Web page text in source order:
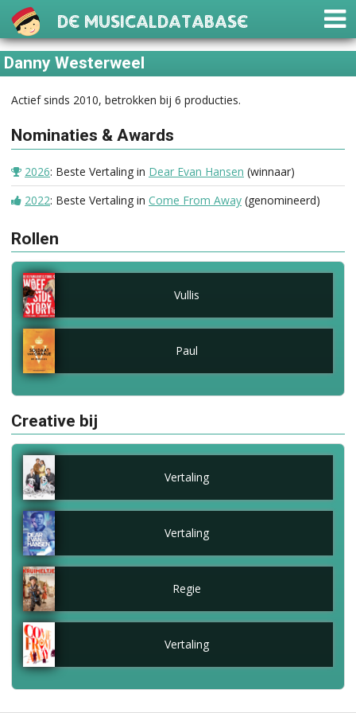
De Musicaldatabase
Danny Westerweel
Actief sinds 2010, betrokken bij 6 producties.
Nominaties & Awards
2026: Beste Vertaling in Dear Evan Hansen (winnaar)
2022: Beste Vertaling in Come From Away (genomineerd)
Rollen
Vullis
Paul
Creative bij
Vertaling
Vertaling
Regie
Vertaling